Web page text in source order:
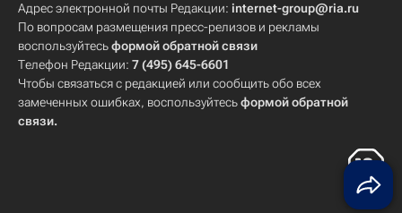
Адрес электронной почты Редакции: internet-group@ria.ru
По вопросам размещения пресс-релизов и рекламы
воспользуйтесьформой обратной связи
Телефон Редакции: 7 (495) 645-6601
Чтобы связаться с редакцией или сообщить обо всех
замеченных ошибках, воспользуйтесьформой обратной
связи.